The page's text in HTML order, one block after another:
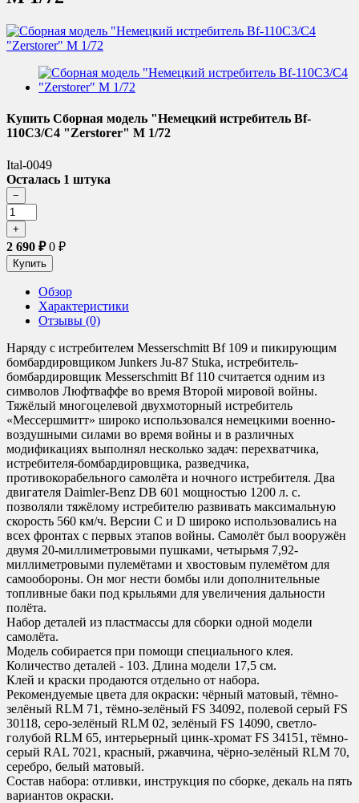
Купить Сборная модель "Немецкий истребитель Bf-
110C3/C4 "Zerstorer" М 1/72
Ital-0049
Осталась 1 штука
2 690 ₽0 ₽
Обзор
Характеристики
Отзывы (0)
Наряду с истребителем Messerschmitt Bf 109 и пикирующим
бомбардировщиком Junkers Ju-87 Stuka, истребитель-
бомбардировщик Messerschmitt Bf 110 считается одним из
символов Люфтваффе во время Второй мировой войны.
Тяжёлый многоцелевой двухмоторный истребитель
«Мессершмитт» широко использовался немецкими военно-
воздушными силами во время войны и в различных
модификациях выполнял несколько задач: перехватчика,
истребителя-бомбардировщика, разведчика,
противокорабельного самолёта и ночного истребителя. Два
двигателя Daimler-Benz DB 601 мощностью 1200 л. с.
позволяли тяжёлому истребителю развивать максимальную
скорость 560 км/ч. Версии C и D широко использовались на
всех фронтах с первых этапов войны. Самолёт был вооружён
двумя 20-миллиметровыми пушками, четырьмя 7,92-
миллиметровыми пулемётами и хвостовым пулемётом для
самообороны. Он мог нести бомбы или дополнительные
топливные баки под крыльями для увеличения дальности
полёта.
Набор деталей из пластмассы для сборки одной модели
самолёта.
Модель собирается при помощи специального клея.
Количество деталей - 103. Длина модели 17,5 см.
Клей и краски продаются отдельно от набора.
Рекомендуемые цвета для окраски: чёрный матовый, тёмно-
зелёный RLM 71, тёмно-зелёный FS 34092, полевой серый FS
30118, серо-зелёный RLM 02, зелёный FS 14090, светло-
голубой RLM 65, интерьерный цинк-хромат FS 34151, тёмно-
серый RAL 7021, красный, ржавчина, чёрно-зелёный RLM 70,
серебро, белый матовый.
Состав набора: отливки, инструкция по сборке, декаль на пять
вариантов окраски.